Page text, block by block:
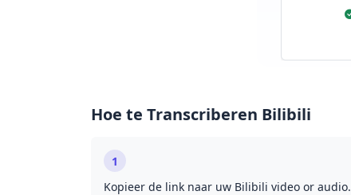
Hoe te Transcriberen Bilibili
1
Kopieer de link naar uw Bilibili video or audio.